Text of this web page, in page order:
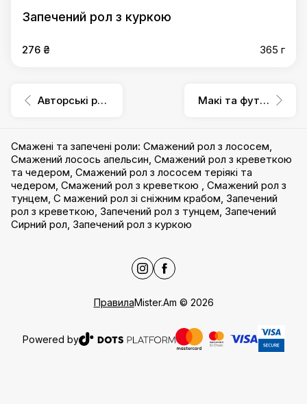
Запечений рол з куркою
276 ₴ 365 г
Авторські роли Макі та футомакі
Смажені та запечені роли: Смажений рол з лососем,
Смажений лосось апельсин, Смажений рол з креветкою
та чедером, Смажений рол з лососем теріякі та
чедером, Смажений рол з креветкою , Смажений рол з
тунцем, С мажений рол зі сніжним крабом, Запечений
рол з креветкою, Запечений рол з тунцем, Запечений
Сирний рол, Запечений рол з куркою
ПравилаMister.Am © 2026
Powered by